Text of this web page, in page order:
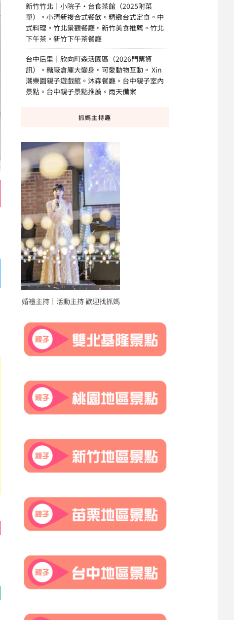
新竹竹北｜小院子·台食茶館（2025附菜
單）。小清新複合式餐飲。精緻台式定食。中
式料理。竹北景觀餐廳。新竹美食推薦。竹北
下午茶。新竹下午茶餐廳
台中后里｜欣向町森活園區（2026門票資
訊）。糖廠倉庫大變身。可愛動物互動。 Xin
潮樂園親子遊戲館。沐森餐廳。台中親子室內
景點。台中親子景點推薦。雨天備案
抓媽主持趣
婚禮主持｜活動主持 歡迎找抓媽